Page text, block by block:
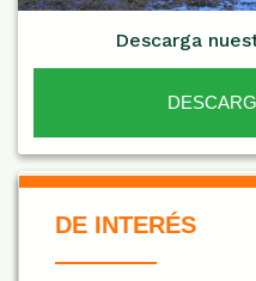
Descarga
De Interés
DE INTERÉS